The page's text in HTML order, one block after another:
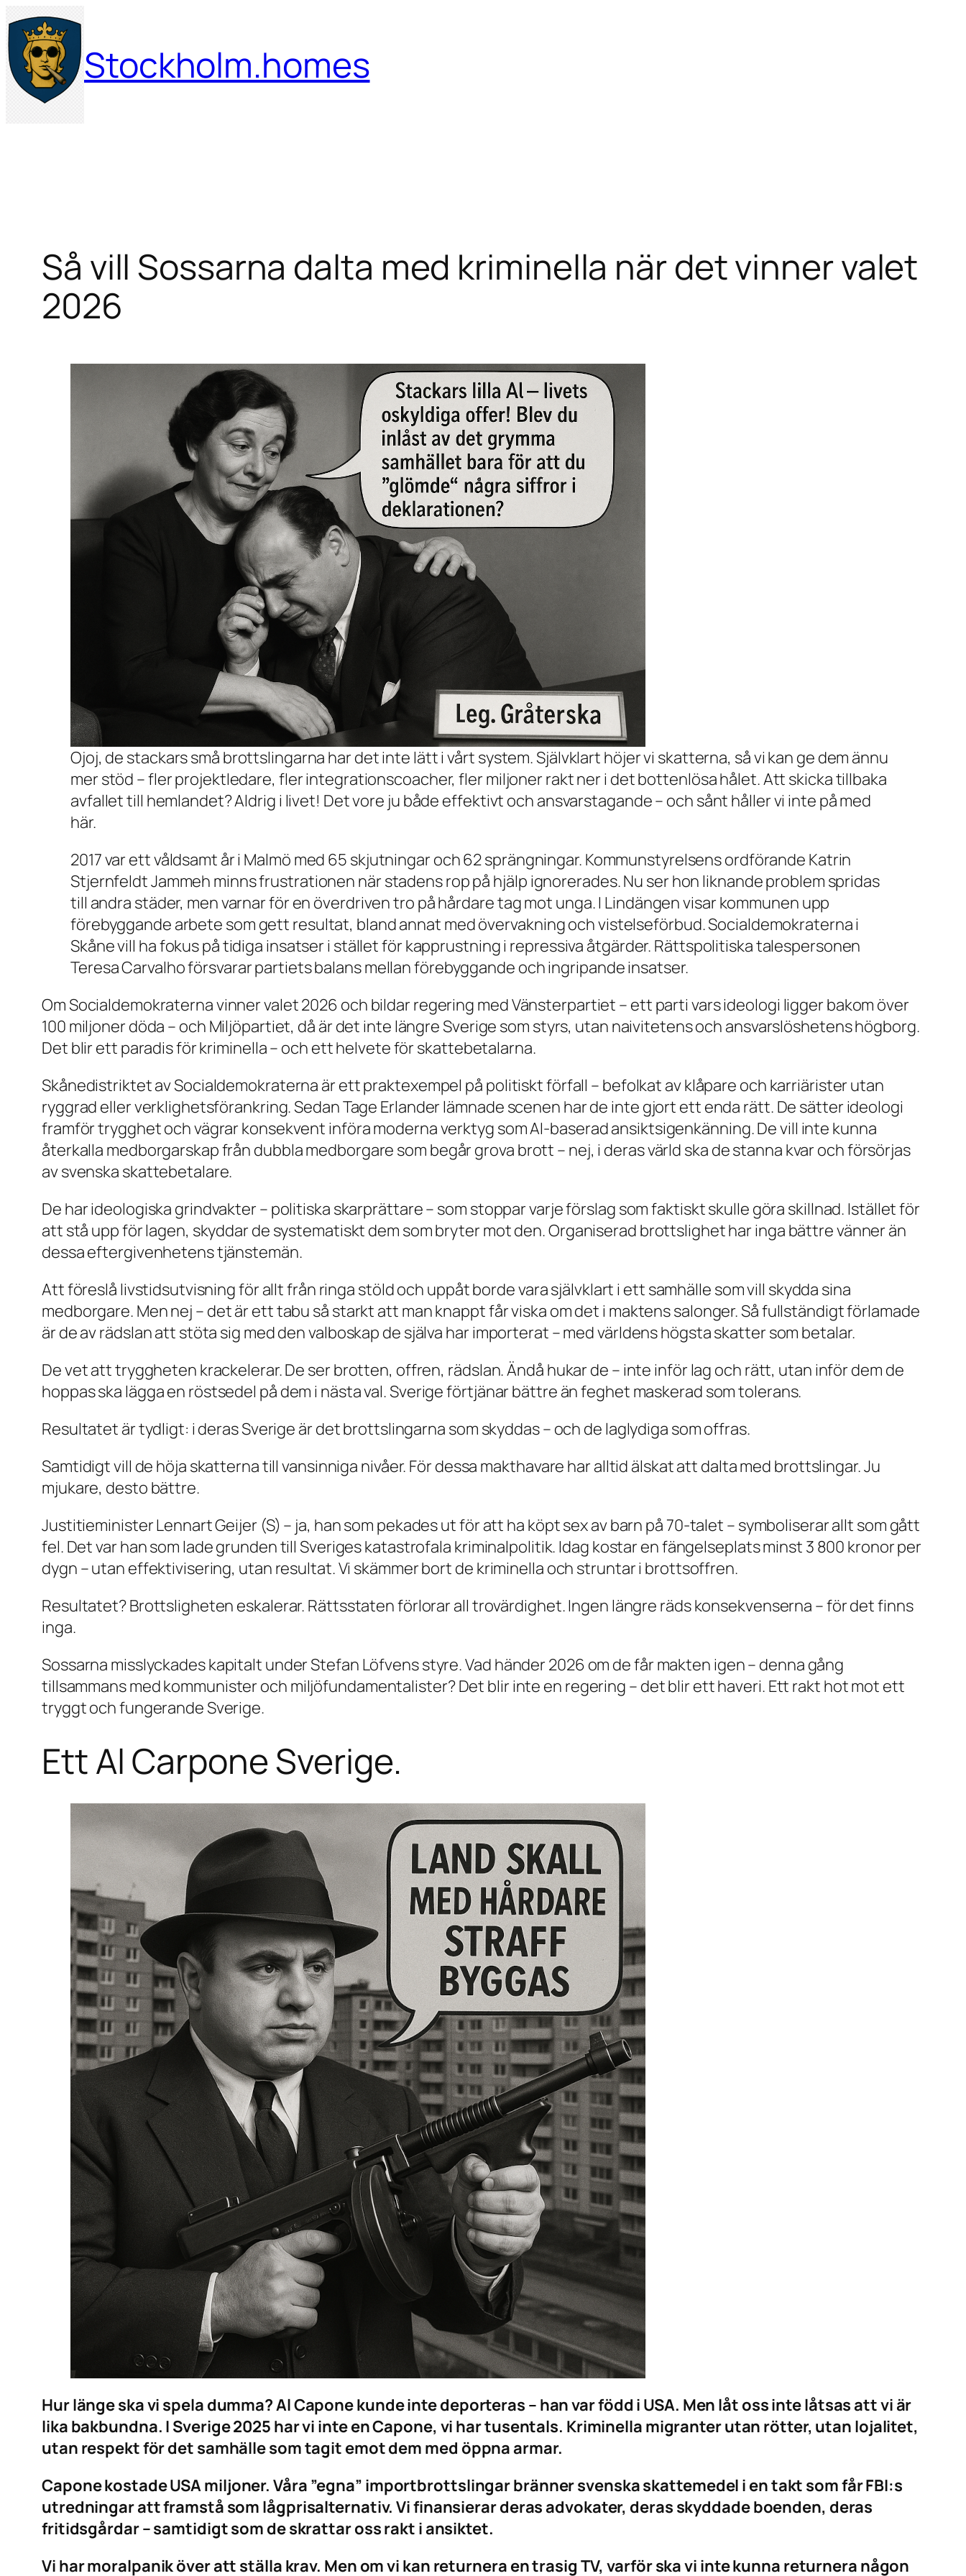
Hoppa
till
innehåll
Stockholm.homes
Så vill Sossarna dalta med kriminella när det vinner valet
2026
Ojoj, de stackars små brottslingarna har det inte lätt i vårt system. Självklart höjer vi skatterna, så vi kan ge dem ännu
mer stöd – fler projektledare, fler integrationscoacher, fler miljoner rakt ner i det bottenlösa hålet. Att skicka tillbaka
avfallet till hemlandet? Aldrig i livet! Det vore ju både effektivt och ansvarstagande – och sånt håller vi inte på med
här.
2017 var ett våldsamt år i Malmö med 65 skjutningar och 62 sprängningar. Kommunstyrelsens ordförande Katrin
Stjernfeldt Jammeh minns frustrationen när stadens rop på hjälp ignorerades. Nu ser hon liknande problem spridas
till andra städer, men varnar för en överdriven tro på hårdare tag mot unga. I Lindängen visar kommunen upp
förebyggande arbete som gett resultat, bland annat med övervakning och vistelseförbud. Socialdemokraterna i
Skåne vill ha fokus på tidiga insatser i stället för kapprustning i repressiva åtgärder. Rättspolitiska talespersonen
Teresa Carvalho försvarar partiets balans mellan förebyggande och ingripande insatser.
Om Socialdemokraterna vinner valet 2026 och bildar regering med Vänsterpartiet – ett parti vars ideologi ligger bakom över
100 miljoner döda – och Miljöpartiet, då är det inte längre Sverige som styrs, utan naivitetens och ansvarslöshetens högborg.
Det blir ett paradis för kriminella – och ett helvete för skattebetalarna.
Skånedistriktet av Socialdemokraterna är ett praktexempel på politiskt förfall – befolkat av klåpare och karriärister utan
ryggrad eller verklighetsförankring. Sedan Tage Erlander lämnade scenen har de inte gjort ett enda rätt. De sätter ideologi
framför trygghet och vägrar konsekvent införa moderna verktyg som AI-baserad ansiktsigenkänning. De vill inte kunna
återkalla medborgarskap från dubbla medborgare som begår grova brott – nej, i deras värld ska de stanna kvar och försörjas
av svenska skattebetalare.
De har ideologiska grindvakter – politiska skarprättare – som stoppar varje förslag som faktiskt skulle göra skillnad. Istället för
att stå upp för lagen, skyddar de systematiskt dem som bryter mot den. Organiserad brottslighet har inga bättre vänner än
dessa eftergivenhetens tjänstemän.
Att föreslå livstidsutvisning för allt från ringa stöld och uppåt borde vara självklart i ett samhälle som vill skydda sina
medborgare. Men nej – det är ett tabu så starkt att man knappt får viska om det i maktens salonger. Så fullständigt förlamade
är de av rädslan att stöta sig med den valboskap de själva har importerat – med världens högsta skatter som betalar.
De vet att tryggheten krackelerar. De ser brotten, offren, rädslan. Ändå hukar de – inte inför lag och rätt, utan inför dem de
hoppas ska lägga en röstsedel på dem i nästa val. Sverige förtjänar bättre än feghet maskerad som tolerans.
Resultatet är tydligt: i deras Sverige är det brottslingarna som skyddas – och de laglydiga som offras.
Samtidigt vill de höja skatterna till vansinniga nivåer. För dessa makthavare har alltid älskat att dalta med brottslingar. Ju
mjukare, desto bättre.
Justitieminister Lennart Geijer (S) – ja, han som pekades ut för att ha köpt sex av barn på 70-talet – symboliserar allt som gått
fel. Det var han som lade grunden till Sveriges katastrofala kriminalpolitik. Idag kostar en fängelseplats minst 3 800 kronor per
dygn – utan effektivisering, utan resultat. Vi skämmer bort de kriminella och struntar i brottsoffren.
Resultatet? Brottsligheten eskalerar. Rättsstaten förlorar all trovärdighet. Ingen längre räds konsekvenserna – för det finns
inga.
Sossarna misslyckades kapitalt under Stefan Löfvens styre. Vad händer 2026 om de får makten igen – denna gång
tillsammans med kommunister och miljöfundamentalister? Det blir inte en regering – det blir ett haveri. Ett rakt hot mot ett
tryggt och fungerande Sverige.
Ett Al Carpone Sverige.
Hur länge ska vi spela dumma? Al Capone kunde inte deporteras – han var född i USA. Men låt oss inte låtsas att vi är
lika bakbundna. I Sverige 2025 har vi inte en Capone, vi har tusentals. Kriminella migranter utan rötter, utan lojalitet,
utan respekt för det samhälle som tagit emot dem med öppna armar.
Capone kostade USA miljoner. Våra ”egna” importbrottslingar bränner svenska skattemedel i en takt som får FBI:s
utredningar att framstå som lågprisalternativ. Vi finansierar deras advokater, deras skyddade boenden, deras
fritidsgårdar – samtidigt som de skrattar oss rakt i ansiktet.
Vi har moralpanik över att ställa krav. Men om vi kan returnera en trasig TV, varför ska vi inte kunna returnera någon